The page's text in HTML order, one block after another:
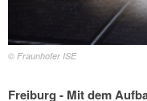
© Fraunhofer ISE
Freiburg - Mit dem